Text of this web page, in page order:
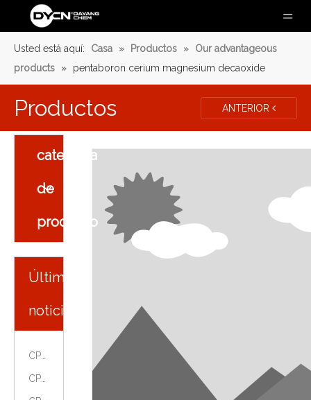
Usted está aquí: Casa » Productos »
Our advantageous
products
» pentaboron cerium magnesium decaoxide
Productos ANTERIOR
categoria
de
producto
Últimas
noticias